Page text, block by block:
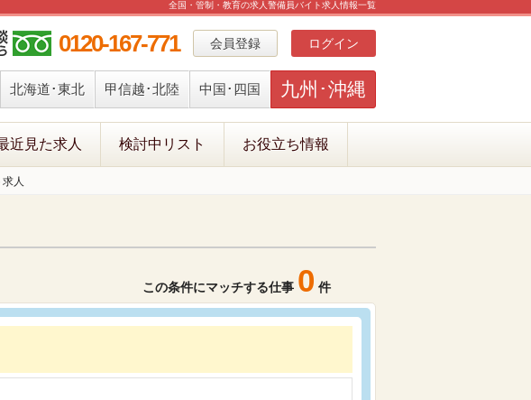
全国・管制・教育の求人警備員バイト求人情報一覧
会員登録 ログイン
0120-167-771
北海道･東北 甲信越･北陸 中国･四国 九州･沖縄
近見た求人 検討中リスト お役立ち情報
人
この条件にマッチする仕事 0 件